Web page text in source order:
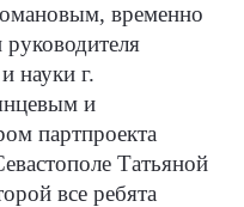
временно
науки г.
и
партпроекта
Татьяной
все ребята